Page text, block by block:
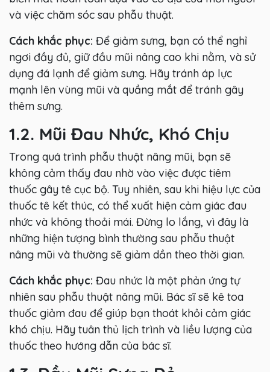
và việc chăm sóc sau phẫu thuật.
Cách khắc phục: Để giảm sưng, bạn có thể nghỉ
ngơi đầy đủ, giữ đầu mũi nâng cao khi nằm, và sử
dụng đá lạnh để giảm sưng. Hãy tránh áp lực
mạnh lên vùng mũi và quầng mắt để tránh gây
thêm sưng.
1.2. Mũi Đau Nhức, Khó Chịu
Trong quá trình phẫu thuật nâng mũi, bạn sẽ
không cảm thấy đau nhờ vào việc được tiêm
thuốc gây tê cục bộ. Tuy nhiên, sau khi hiệu lực của
thuốc tê kết thúc, có thể xuất hiện cảm giác đau
nhức và không thoải mái. Đừng lo lắng, vì đây là
những hiện tượng bình thường sau phẫu thuật
nâng mũi và thường sẽ giảm dần theo thời gian.
Cách khắc phục: Đau nhức là một phản ứng tự
nhiên sau phẫu thuật nâng mũi. Bác sĩ sẽ kê toa
thuốc giảm đau để giúp bạn thoát khỏi cảm giác
khó chịu. Hãy tuân thủ lịch trình và liều lượng của
thuốc theo hướng dẫn của bác sĩ.